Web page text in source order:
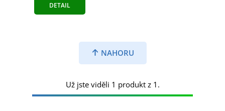
DETAIL
NAHORU
Už jste viděli 1 produkt z 1.